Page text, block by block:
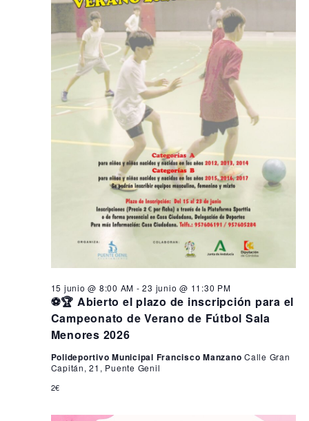
⚽🏆 Abierto el plazo de inscripción para el
Campeonato de Verano de Fútbol Sala
Menores 2026
15 junio @ 8:00 AM -23 junio @ 11:30 PM
Polideportivo Municipal Francisco Manzano Calle Gran
Capitán, 21, Puente Genil
2€